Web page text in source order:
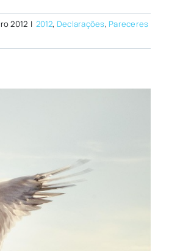
2012 | 2012, Declarações, Pareceres